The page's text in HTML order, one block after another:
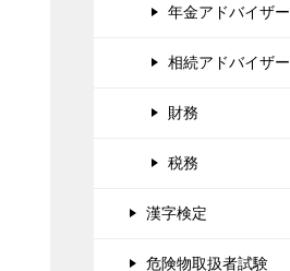
年金アドバイザー
相続アドバイザー
財務
税務
漢字検定
危険物取扱者試験